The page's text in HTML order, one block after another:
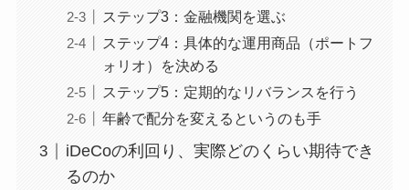
ステップ3：金融機関を選ぶ
ステップ4：具体的な運用商品（ポートフ
ォリオ）を決める
ステップ5：定期的なリバランスを行う
年齢で配分を変えるというのも手
iDeCoの利回り、実際どのくらい期待でき
るのか